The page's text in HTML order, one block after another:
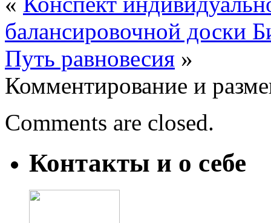
балансировочной доски
Путь равновесия »
Комментирование и
Comments are closed.
Контакты и о себе